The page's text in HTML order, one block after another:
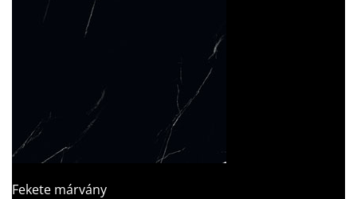
Fekete márvány